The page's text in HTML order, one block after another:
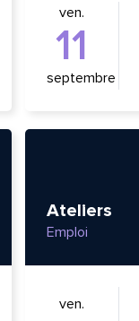
ven.
11
septembre
Ateliers
Emploi
ven.